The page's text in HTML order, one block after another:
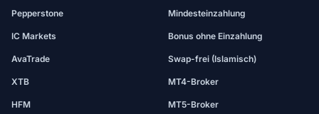
Pepperstone
IC Markets
AvaTrade
XTB
HFM
Mindesteinzahlung
Bonus ohne Einzahlung
Swap-frei (Islamisch)
MT4-Broker
MT5-Broker